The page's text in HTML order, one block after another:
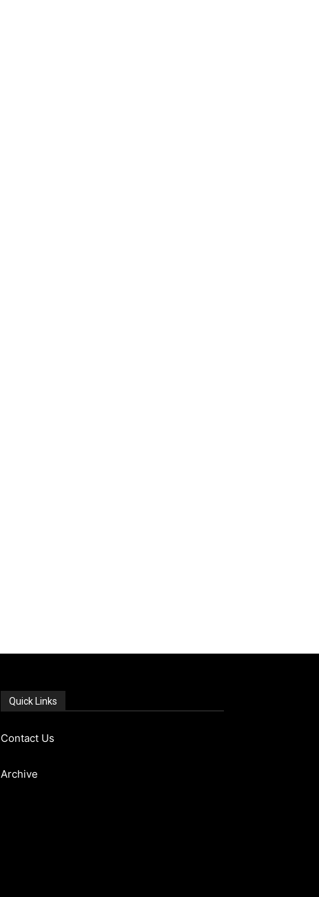
Quick Links
Contact Us
Archive